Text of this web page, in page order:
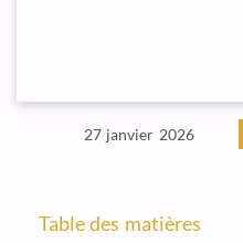
27 janvier 2026
Table des matières